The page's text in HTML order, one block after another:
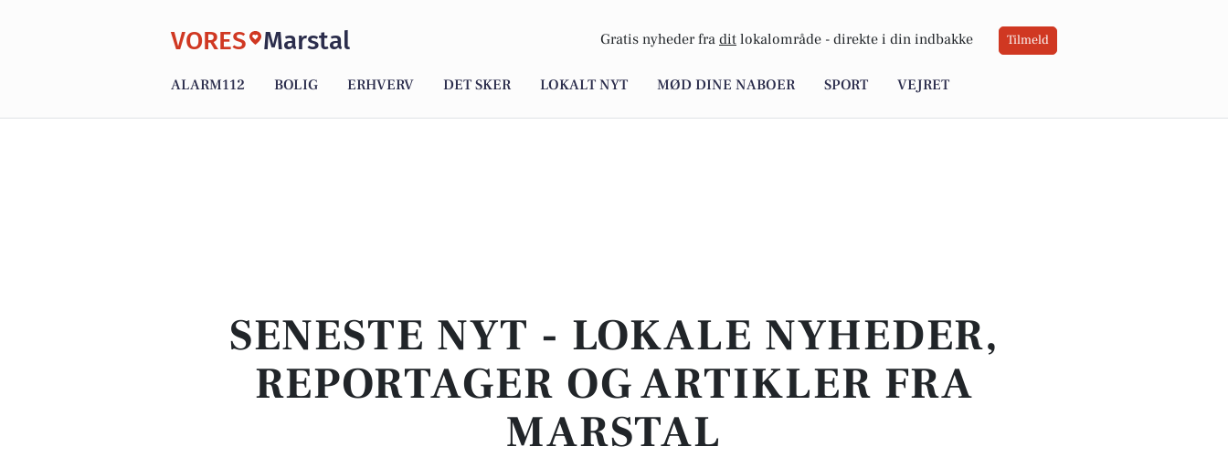
VORES Marstal Gratis nyheder fra dit lokalområde - direkte i din indbakke Tilmeld
ALARM112 BOLIG ERHVERV DET SKER LOKALT NYT MØD DINE NABOER SPORT VEJRET
SENESTE NYT - LOKALE NYHEDER,
REPORTAGER OG ARTIKLER FRA
MARSTAL